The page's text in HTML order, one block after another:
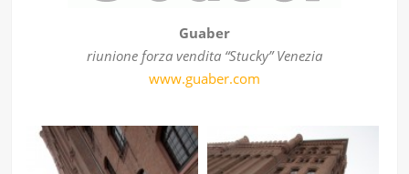
Guaber
riunione forza vendita “Stucky” Venezia
www.guaber.com